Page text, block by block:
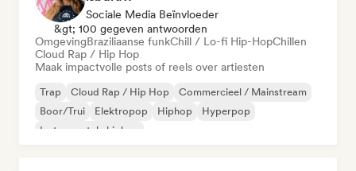
Sociale Media Beïnvloeder
&gt; 100 gegeven antwoorden
OmgevingBraziliaanse funkChill / Lo-fi Hip-HopChillen
Cloud Rap / Hip Hop
Maak impactvolle posts of reels over artiesten
Trap Cloud Rap / Hip Hop
Commercieel / Mainstream
Boor/Trui
Elektropop Hiphop
Hyperpop
Instrumentale hiphop